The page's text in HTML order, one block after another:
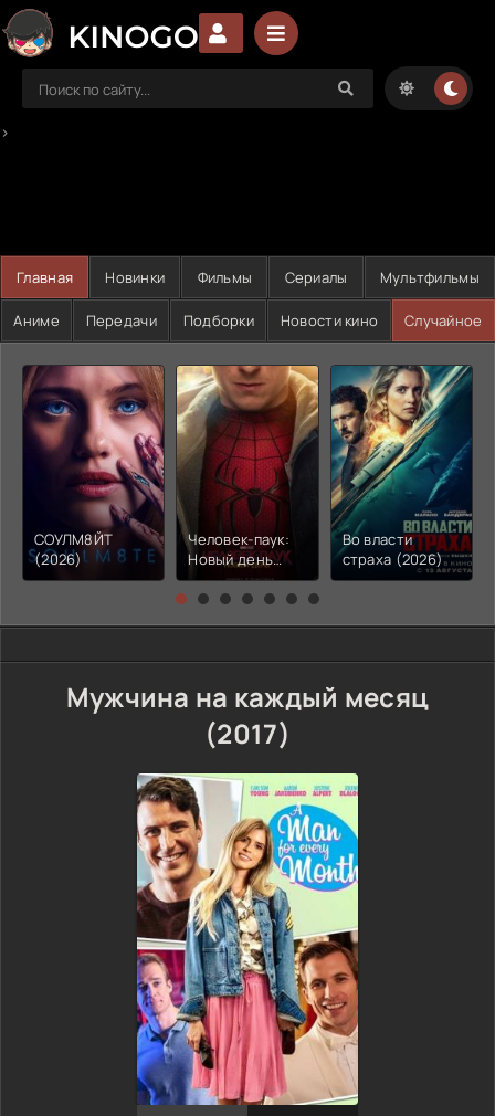
>
Главная Новинки Фильмы Сериалы Мультфильмы
Аниме Передачи Подборки Новости кино Случайное
СОУЛМ8ЙТ
(2026)
Человек-паук:
Новый день
(2026)
Во власти
страха (2026)
Мужчина на каждый месяц
(2017)